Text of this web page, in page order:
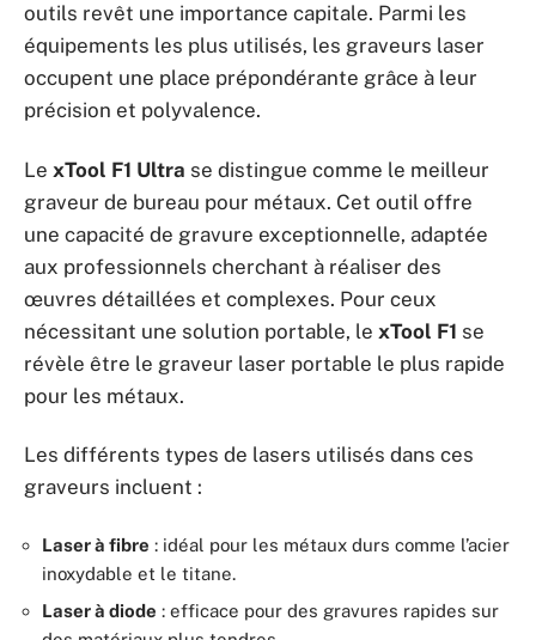
outils revêt une importance capitale. Parmi les
équipements les plus utilisés, les graveurs laser
occupent une place prépondérante grâce à leur
précision et polyvalence.
Le xTool F1 Ultra se distingue comme le meilleur
graveur de bureau pour métaux. Cet outil offre
une capacité de gravure exceptionnelle, adaptée
aux professionnels cherchant à réaliser des
œuvres détaillées et complexes. Pour ceux
nécessitant une solution portable, le xTool F1 se
révèle être le graveur laser portable le plus rapide
pour les métaux.
Les différents types de lasers utilisés dans ces
graveurs incluent :
Laser à fibre : idéal pour les métaux durs comme l’acier
inoxydable et le titane.
Laser à diode : efficace pour des gravures rapides sur